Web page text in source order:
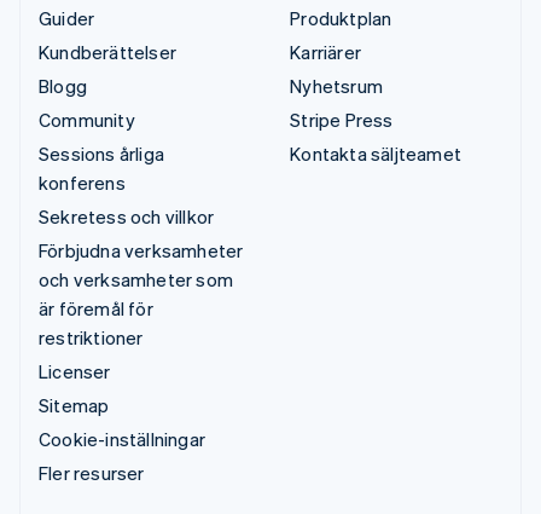
Guider
Kundberättelser
Blogg
Community
Sessions årliga
konferens
Sekretess och villkor
Förbjudna verksamheter
och verksamheter som
är föremål för
restriktioner
Licenser
Sitemap
Cookie-inställningar
Fler resurser
Produktplan
Karriärer
Nyhetsrum
Stripe Press
Kontakta säljteamet